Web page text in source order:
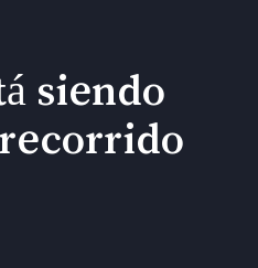
siendo